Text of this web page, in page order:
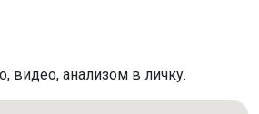
видео, анализом в личку.